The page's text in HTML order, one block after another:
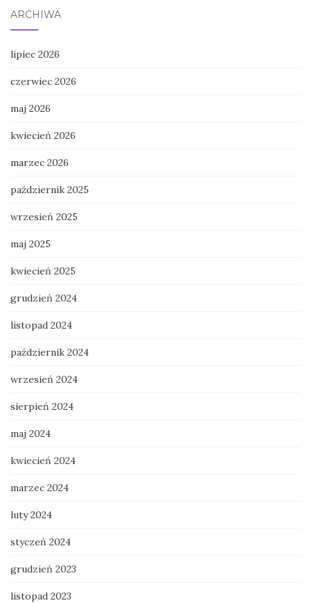
ARCHIWA
lipiec 2026
czerwiec 2026
maj 2026
kwiecień 2026
marzec 2026
październik 2025
wrzesień 2025
maj 2025
kwiecień 2025
grudzień 2024
listopad 2024
październik 2024
wrzesień 2024
sierpień 2024
maj 2024
kwiecień 2024
marzec 2024
luty 2024
styczeń 2024
grudzień 2023
listopad 2023